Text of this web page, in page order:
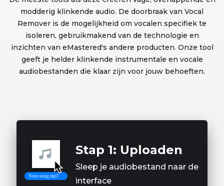
modderig klinkende audio. De doorbraak van Vocal
Remover is de mogelijkheid om vocalen specifiek te
isoleren, gebruikmakend van de technologie en
inzichten van eMastered's andere producten. Onze tool
geeft je helder klinkende instrumentale en vocale
audiobestanden die klaar zijn voor jouw behoeften.
Stap 1: Uploaden
Sleep je audiobestand naar de
interface